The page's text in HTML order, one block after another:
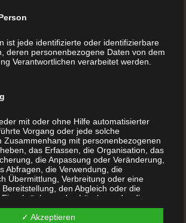
ist jede identifizierte oder identifizierbare
deren personenbezogene Daten von dem
Verantwortlichen verarbeitet werden.
mit oder ohne Hilfe automatisierter
Vorgang oder jede solche
Zusammenhang mit personenbezogenen
das Erfassen, die Organisation, das
die Anpassung oder Veränderung,
Abfragen, die Verwendung, die
Übermittlung, Verbreitung oder eine
den Abgleich oder die
das Löschen oder die
✓ Akzeptieren